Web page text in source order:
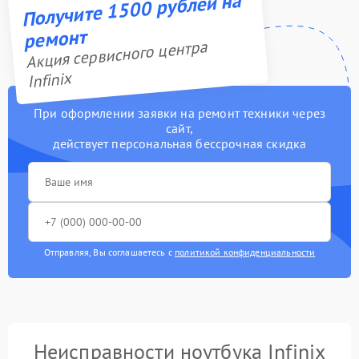
Получите 1500 рублей на
ремонт
Акция сервисного центра
Infinix
При оформлении заявки на ремонт техники через
сайт,
действует персональная бессрочная скидка
Отправляя, Вы соглашаетесь с политикой конфиденциальности
Неисправности ноутбука Infinix